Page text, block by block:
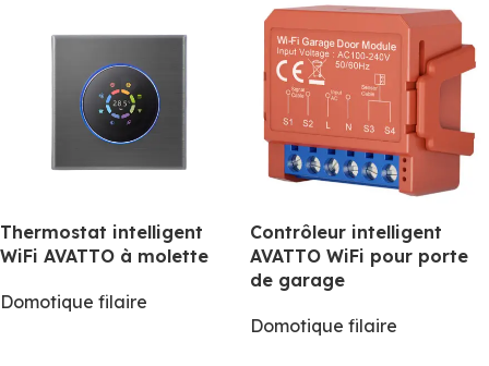
Thermostat intelligent
WiFi AVATTO à molette
Domotique filaire
Contrôleur intelligent
AVATTO WiFi pour porte
de garage
Domotique filaire